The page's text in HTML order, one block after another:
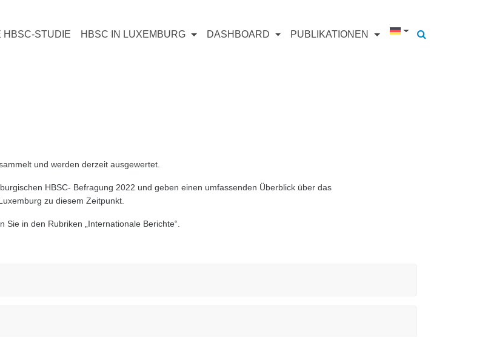
HBSC-STUDIE HBSC IN LUXEMBURG DASHBOARD PUBLIKATIONEN
und werden derzeit ausgewertet.
HBSC- Befragung 2022 und geben einen umfassenden Überblick über das
zu diesem Zeitpunkt.
in den Rubriken „Internationale Berichte“.